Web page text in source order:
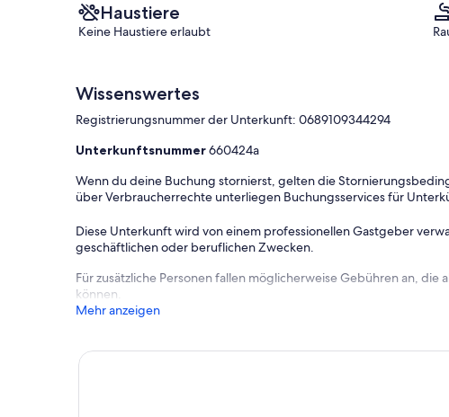
Haustiere
Keine Haustiere erlaubt
Wissenswertes
Registrierungsnummer der Unterkunft: 0689109344294
Unterkunftsnummer660424a
Wenn du deine Buchung stornierst, gelten die
über Verbraucherrechte unterliegen Buchungsservices für
Diese Unterkunft wird von einem professionellen Gastgeber
geschäftlichen oder beruflichen Zwecken.
Für zusätzliche Personen fallen möglicherweise Gebühren an,
können.
Mehr anzeigen